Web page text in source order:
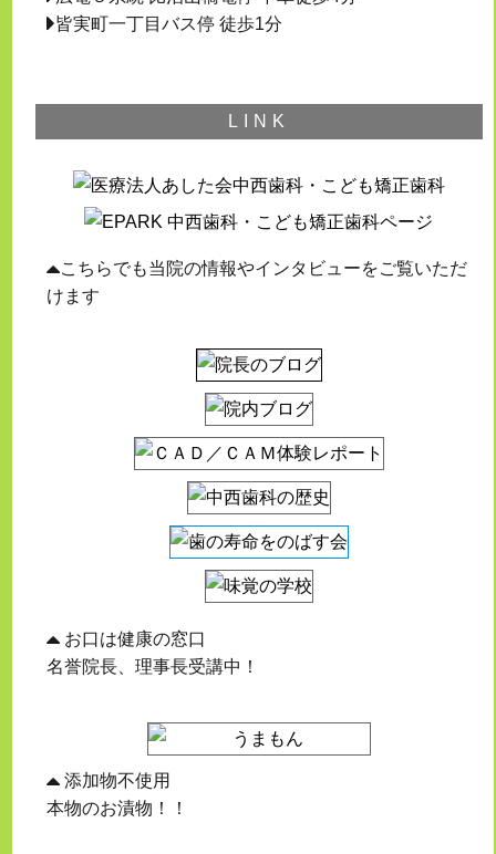
皆実町一丁目バス停 徒歩1分
LINK
こちらでも当院の情報やインタビューをご覧いただ
けます
お口は健康の窓口
名誉院長、理事長受講中！
添加物不使用
本物のお漬物！！